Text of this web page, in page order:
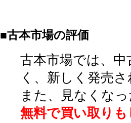
■古本市場の評価
古本市場では、
く、新しく発売
また、見なくな
無料で買い取り